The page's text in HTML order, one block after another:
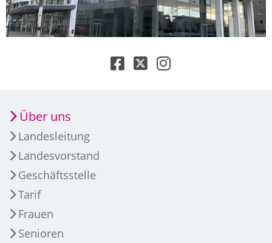
Über uns
Landesleitung
Landesvorstand
Geschäftsstelle
Tarif
Frauen
Senioren